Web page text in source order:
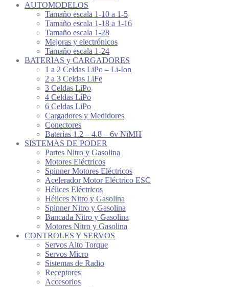
AUTOMODELOS
Tamaño escala 1-10 a 1-5
Tamaño escala 1-18 a 1-16
Tamaño escala 1-28
Mejoras y electrónicos
Tamaño escala 1-24
BATERIAS y CARGADORES
1 a 2 Celdas LiPo – Li-Ion
2 a 3 Celdas LiFe
3 Celdas LiPo
4 Celdas LiPo
6 Celdas LiPo
Cargadores y Medidores
Conectores
Baterías 1.2 – 4.8 – 6v NiMH
SISTEMAS DE PODER
Partes Nitro y Gasolina
Motores Eléctricos
Spinner Motores Eléctricos
Acelerador Motor Eléctrico ESC
Hélices Eléctricos
Hélices Nitro y Gasolina
Spinner Nitro y Gasolina
Bancada Nitro y Gasolina
Motores Nitro y Gasolina
CONTROLES Y SERVOS
Servos Alto Torque
Servos Micro
Sistemas de Radio
Receptores
Accesorios